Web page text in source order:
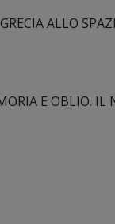
ALLO
E OBLIO. IL